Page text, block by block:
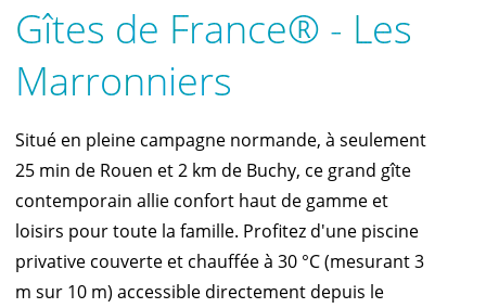
Gîtes de France® - Les
Marronniers
Situé en pleine campagne normande, à seulement
25 min de Rouen et 2 km de Buchy, ce grand gîte
contemporain allie confort haut de gamme et
loisirs pour toute la famille. Profitez d'une piscine
privative couverte et chauffée à 30 °C (mesurant 3
m sur 10 m) accessible directement depuis le